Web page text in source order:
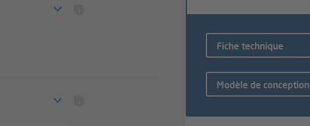
Fiche technique
Modèle de conception